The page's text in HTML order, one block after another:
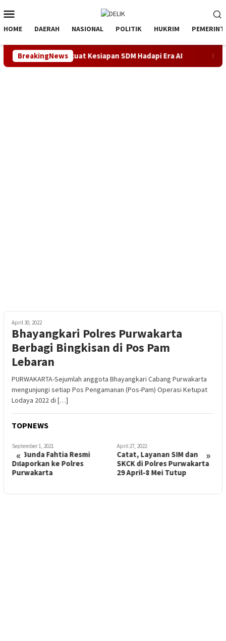
ke
kontenMobile
HOME DAERAH NASIONAL POLITIK HUKRIM
BreakingNews
Net Perkuat Kesiapan SDM Hadapi Era AI
April 30, 2022
Bhayangkari Polres Purwakarta
Berbagi Bingkisan di Pos Pam
Lebaran
PURWAKARTA-Sejumlah anggota Bhayangkari Cabang Purwakarta
mengunjungi setiap Pos Pengamanan (Pos-Pam) Operasi Ketupat
Lodaya 2022 di […]
TOPNEWS
« »
September 1, 2021
RS Bunda Fahtia Resmi
Dilaporkan ke Polres
Purwakarta
April 27, 2022
Catat, Layanan SIM dan
SKCK di Polres Purwakarta
29 April-8 Mei Tutup